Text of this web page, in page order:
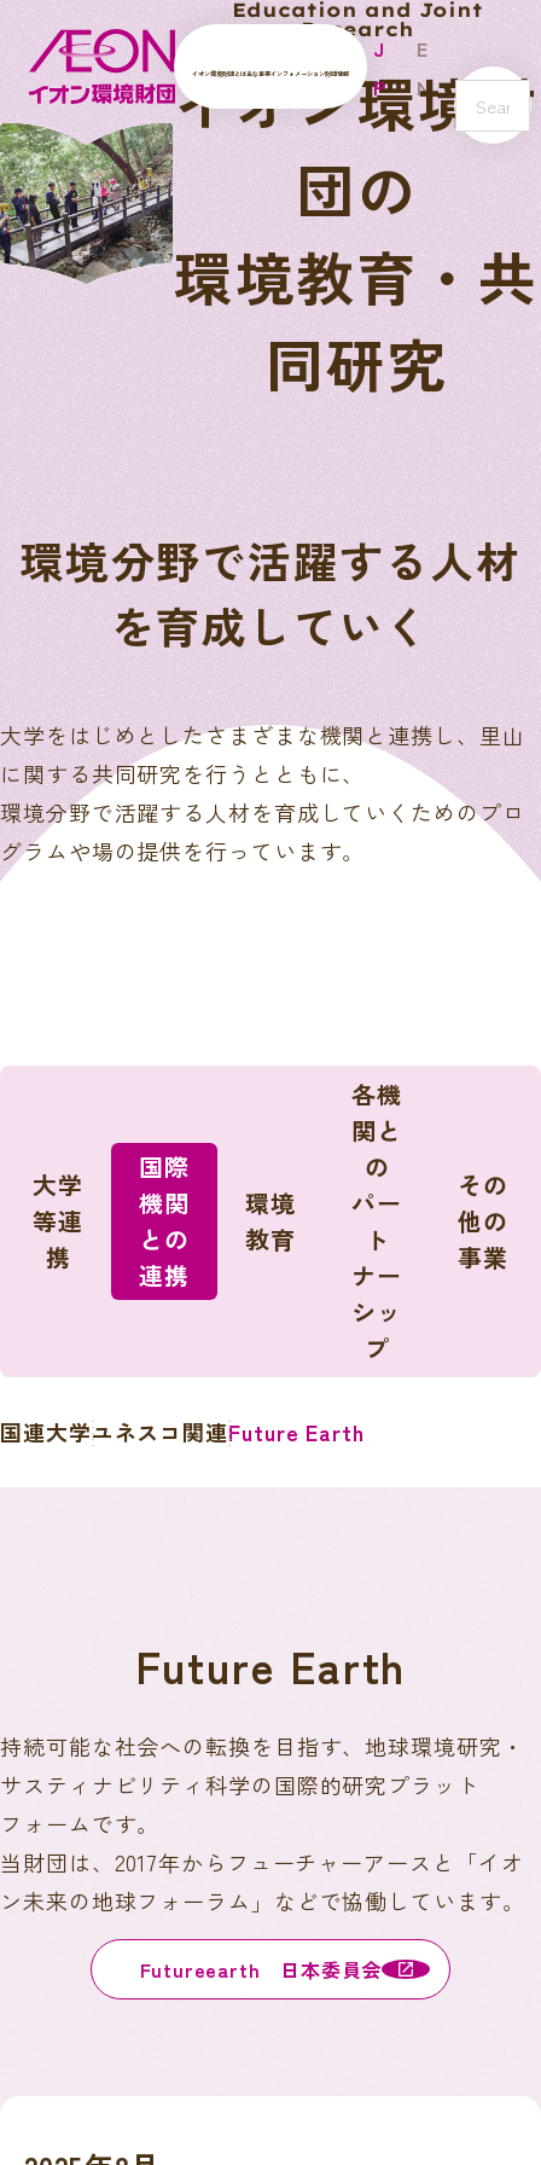
イオン環境財団とは主な事業インフォメーション財団情報
J
P
E
N
s
e
a
r
c
h
Education and Joint
Research
イオン環境財
団の
環境教育・共
同研究
環境分野で活躍する人材
を育成していく
大学をはじめとしたさまざまな機関と連携し、里山
に関する共同研究を行うとともに、
環境分野で活躍する人材を育成していくためのプロ
グラムや場の提供を行っています。
大学
等連
携
国際
機関
との
連携
環境
教育
各機
関と
の
パー
ト
ナー
シッ
プ
その
他の
事業
国連大学ユネスコ関連Future Earth
Future Earth
持続可能な社会への転換を目指す、地球環境研究・
サスティナビリティ科学の国際的研究プラット
フォームです。
当財団は、2017年からフューチャーアースと「イオ
ン未来の地球フォーラム」などで協働しています。
Futureearth 日本委員会